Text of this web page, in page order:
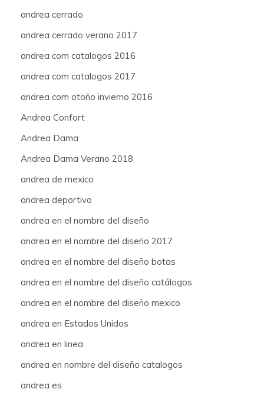
andrea cerrado
andrea cerrado verano 2017
andrea com catalogos 2016
andrea com catalogos 2017
andrea com otoño invierno 2016
Andrea Confort
Andrea Dama
Andrea Dama Verano 2018
andrea de mexico
andrea deportivo
andrea en el nombre del diseño
andrea en el nombre del diseño 2017
andrea en el nombre del diseño botas
andrea en el nombre del diseño catálogos
andrea en el nombre del diseño mexico
andrea en Estados Unidos
andrea en linea
andrea en nombre del diseño catalogos
andrea es